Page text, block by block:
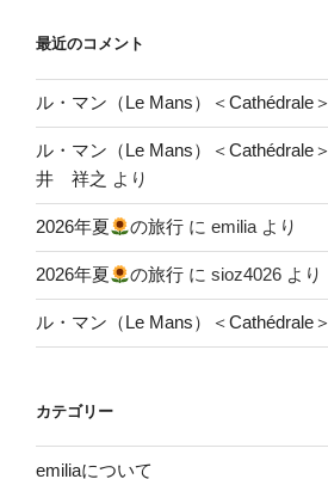
最近のコメント
ル・マン（Le Mans）＜Cathédrale＞
ル・マン（Le Mans）＜Cathédrale＞
井 祥之 より
2026年夏 の旅行 にemilia より
2026年夏 の旅行 にsioz4026 より
ル・マン（Le Mans）＜Cathédrale＞
カテゴリー
emiliaについて